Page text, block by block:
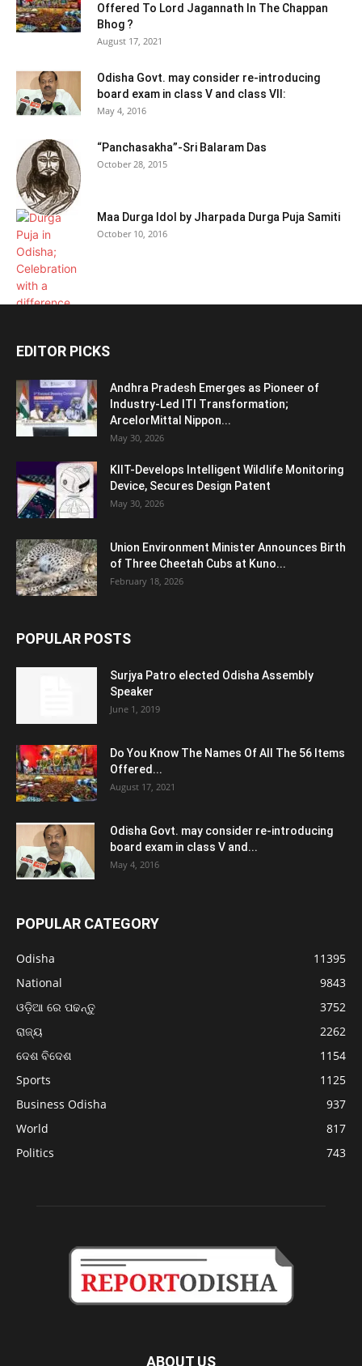
Offered To Lord Jagannath In The Chappan
Bhog ?
August 17, 2021
Odisha Govt. may consider re-introducing
board exam in class V and class VII:
May 4, 2016
“Panchasakha”-Sri Balaram Das
October 28, 2015
Maa Durga Idol by Jharpada Durga Puja Samiti
October 10, 2016
EDITOR PICKS
Andhra Pradesh Emerges as Pioneer of
Industry-Led ITI Transformation;
ArcelorMittal Nippon...
May 30, 2026
KIIT-Develops Intelligent Wildlife Monitoring
Device, Secures Design Patent
May 30, 2026
Union Environment Minister Announces Birth
of Three Cheetah Cubs at Kuno...
February 18, 2026
POPULAR POSTS
Surjya Patro elected Odisha Assembly
Speaker
June 1, 2019
Do You Know The Names Of All The 56 Items
Offered...
August 17, 2021
Odisha Govt. may consider re-introducing
board exam in class V and...
May 4, 2016
POPULAR CATEGORY
Odisha
11395
National
9843
ଓଡ଼ିଆ ରେ ପଢନ୍ତୁ
3752
ରାଜ୍ୟ
2262
ଦେଶ ବିଦେଶ
1154
Sports
1125
Business Odisha
937
World
817
Politics
743
ABOUT US